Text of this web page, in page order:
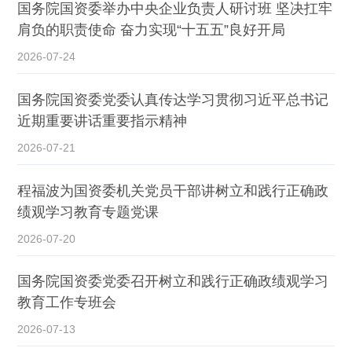
国务院国资委举办中央企业负责人研讨班 坚决扛牢
肩负的职责使命 奋力实现“十五五”良好开局
2026-07-24
国务院国资委党委认真传达学习贯彻习近平总书记
近期重要讲话重要指示精神
2026-07-21
程福波为国资委机关党员干部讲树立和践行正确政
绩观学习教育专题党课
2026-07-20
国务院国资委党委召开树立和践行正确政绩观学习
教育工作专班会
2026-07-13